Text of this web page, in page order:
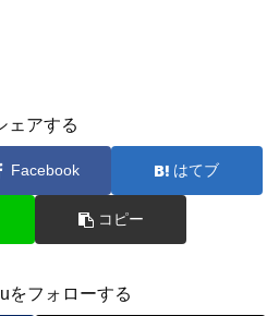
ェアする
Facebook はてブ
コピー
をフォローする